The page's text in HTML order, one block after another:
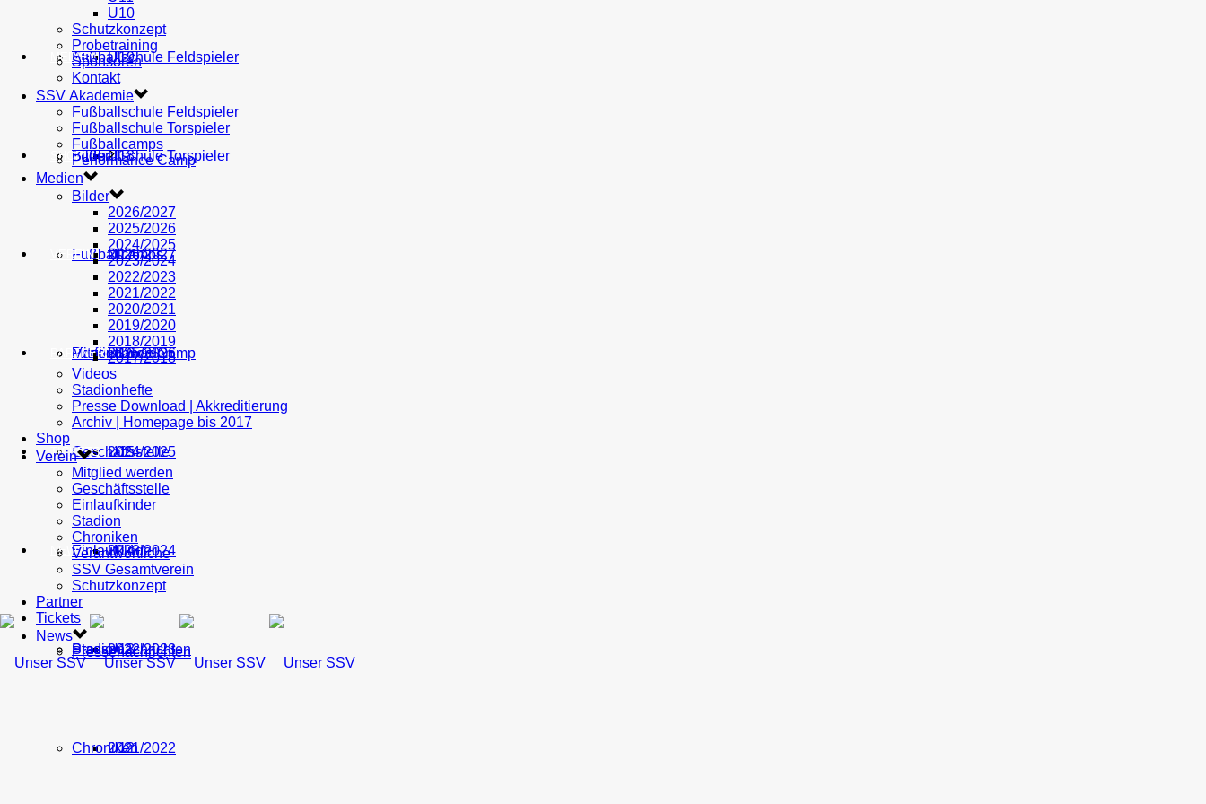
AH U19
U18
U17
U16
U15
U14
U13
U12
Fußballschule Feldspieler
Fußballschule Torspieler
Fußballcamps
Performance Camp
MEDIEN
Bilder
2026/2027
2025/2026
2024/2025
2023/2024
2022/2023
2021/2022
SHOP
VEREIN
Mitglied werden
Geschäftsstelle
Einlaufkinder
Stadion
Chroniken
PARTNER
TICKETS
NEWS
Pressenachrichten
U10
Schutzkonzept
Probetraining
Sponsoren
Kontakt
SSV Akademie
Fußballschule Feldspieler
Fußballschule Torspieler
Fußballcamps
Performance Camp
Medien
Bilder
2026/2027
2025/2026
2024/2025
2023/2024
2022/2023
2021/2022
2020/2021
2019/2020
2018/2019
2017/2018
Videos
Stadionhefte
Presse Download | Akkreditierung
Archiv | Homepage bis 2017
Shop
Verein
Mitglied werden
Geschäftsstelle
Einlaufkinder
Stadion
Chroniken
Verantwortliche
SSV Gesamtverein
Schutzkonzept
Partner
Tickets
News
Pressenachrichten